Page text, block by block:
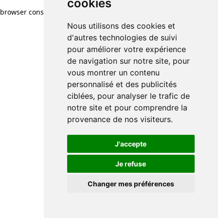
cookies
Nous utilisons des cookies et
d'autres technologies de suivi
pour améliorer votre expérience
de navigation sur notre site, pour
vous montrer un contenu
personnalisé et des publicités
ciblées, pour analyser le trafic de
notre site et pour comprendre la
provenance de nos visiteurs.
J'accepte
Je refuse
Changer mes préférences
browser console for more information)